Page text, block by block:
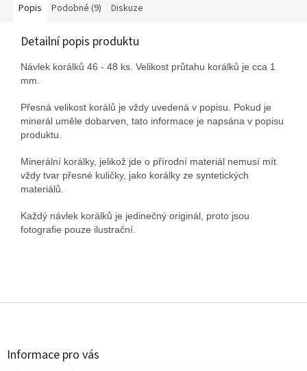
Popis Podobné (9) Diskuze
Detailní popis produktu
Návlek korálků 46 - 48 ks. Velikost průtahu korálků je cca 1
mm.
Přesná velikost korálů je vždy uvedená v popisu. Pokud je
minerál uměle dobarven, tato informace je napsána v popisu
produktu.
Minerální korálky, jelikož jde o přírodní materiál nemusí mít
vždy tvar přesné kuličky, jako korálky ze syntetických
materiálů.
Každý návlek korálků je jedinečný originál, proto jsou
fotografie pouze ilustrační.
Z
Informace pro vás